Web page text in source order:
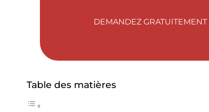
DEMANDEZ
Table des matières